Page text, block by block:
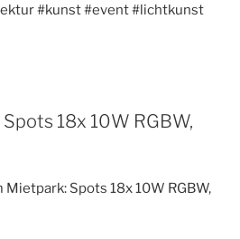
#kunst #event #lichtkunst
18x 10W RGBW,
Mietpark: Spots 18x 10W RGBW,